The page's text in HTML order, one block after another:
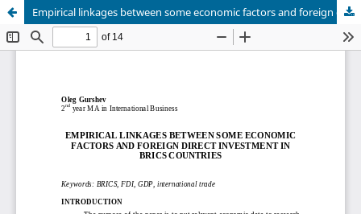
Empirical linkages between some economic factors and foreign direct investment in BRICS countries